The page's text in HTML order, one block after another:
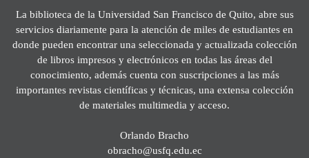
La biblioteca de la Universidad San Francisco de Quito, abre sus
servicios diariamente para la atención de miles de estudiantes en
donde pueden encontrar una seleccionada y actualizada colección
de libros impresos y electrónicos en todas las áreas del
conocimiento, además cuenta con suscripciones a las más
importantes revistas científicas y técnicas, una extensa colección
de materiales multimedia y acceso.
Orlando Bracho
obracho@usfq.edu.ec